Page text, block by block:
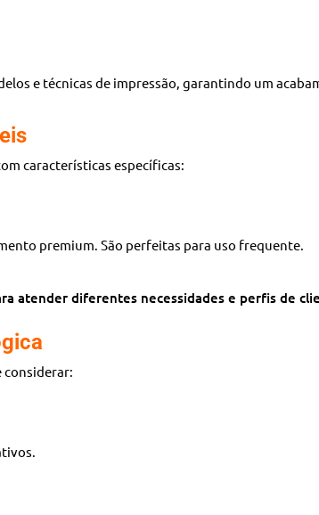
e técnicas de impressão, garantindo um
características específicas:
premium. São perfeitas para uso frequente.
atender diferentes necessidades e perfis de
considerar: